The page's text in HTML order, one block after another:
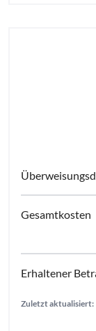
Zuletzt aktualisiert: